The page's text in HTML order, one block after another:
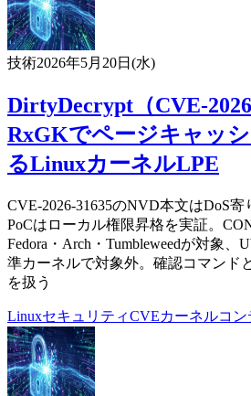
技術2026年5月20日(水)
DirtyDecrypt（CVE-
RxGKでページキャッ
るLinuxカーネルLPE
CVE-2026-31635のNVD本文はDoS寄
PoCはローカル権限昇格を実証。
Fedora・Arch・Tumbleweedが対象、
準カーネルで対象外。確認コマンド
を扱う
LinuxセキュリティCVEカーネルコン